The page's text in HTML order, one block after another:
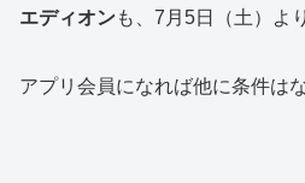
エディオンも、7月5日（土）よ
アプリ会員になれば他に条件は